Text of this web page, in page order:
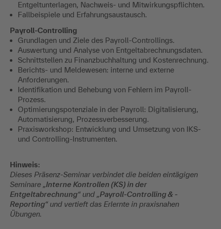
Entgeltunterlagen, Nachweis- und Mitwirkungspflichten.
Fallbeispiele und Erfahrungsaustausch.
Payroll-Controlling
Grundlagen und Ziele des Payroll-Controllings.
Auswertung und Analyse von Entgeltabrechnungsdaten.
Schnittstellen zu Finanzbuchhaltung und Kostenrechnung.
Berichts- und Meldewesen: interne und externe
Anforderungen.
Identifikation und Behebung von Fehlern im Payroll-
Prozess.
Optimierungspotenziale in der Payroll: Digitalisierung,
Automatisierung, Prozessverbesserung.
Praxisworkshop: Entwicklung und Umsetzung von IKS-
und Controlling-Instrumenten.
Hinweis:
Dieses Präsenz-Seminar verbindet die beiden eintägigen
Seminare „Interne Kontrollen (KS) in der
Entgeltabrechnung“ und „Payroll-Controlling & -
Reporting“ und vertieft das Erlernte in praxisnahen
Übungen.